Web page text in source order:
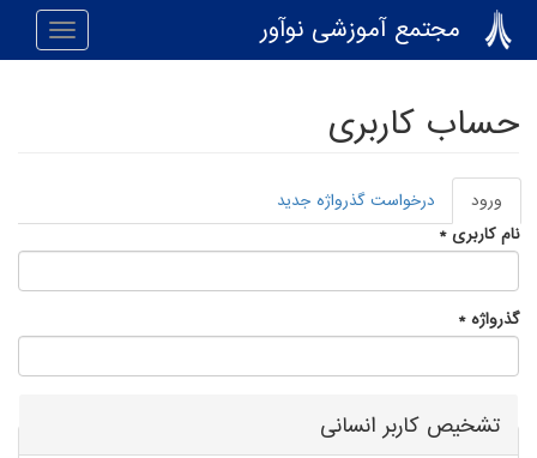
رفتن به محتوای اصلی
مجتمع آموزشی نوآور
Toggle
حساب کاربری
تب‌های اولیه
ورود
فعال)
درخواست گذرواژه جدید
نام کاربری*
گذرواژه*
تشخیص کاربر انسانی